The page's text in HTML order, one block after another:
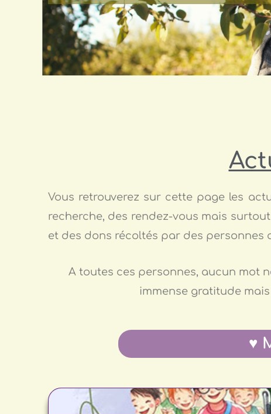
Vous retrouverez sur cette page les
recherche, des rendez-vous mais
et des dons récoltés par des
A toutes ces personnes, aucun mot
immense gratitude
♥